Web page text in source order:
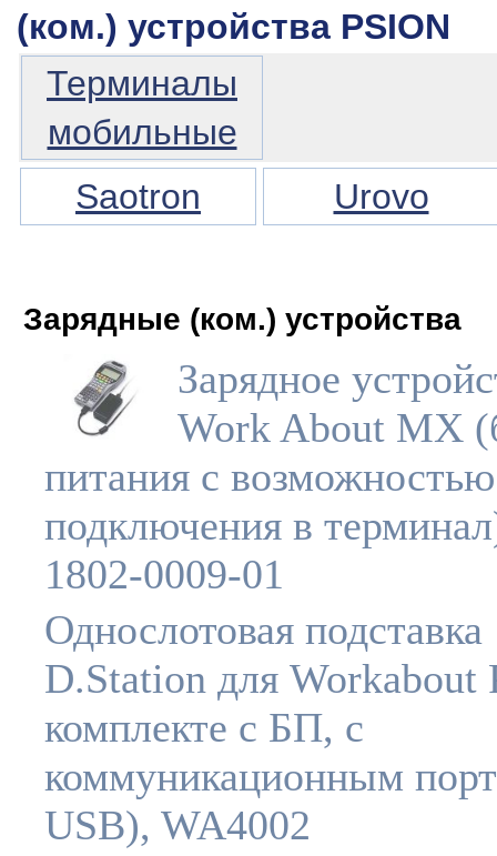
(ком.) устройства PSION
Терминалы
мобильные
Saotron
Urovo
Зарядные (ком.) устройства
Зарядное
Work About MX
питания с возможностью
подключения в
1802-0009-01
Однослотовая подставка
D.Station для Workabout
комплекте с БП, с
коммуникационным
USB), WA4002